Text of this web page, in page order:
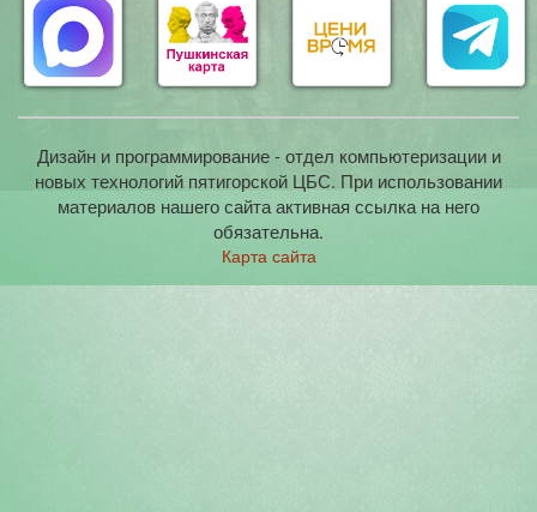
Дизайн и программирование - отдел компьютеризации и
новых технологий пятигорской ЦБС. При использовании
материалов нашего сайта активная ссылка на него
обязательна.
Карта сайта